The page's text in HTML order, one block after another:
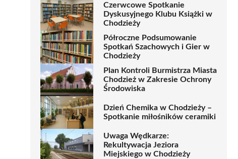
Czerwcowe Spotkanie
Dyskusyjnego Klubu Książki w
Chodzieży
Półroczne Podsumowanie
Spotkań Szachowych i Gier w
Chodzieży
Plan Kontroli Burmistrza Miasta
Chodzież w Zakresie Ochrony
Środowiska
Dzień Chemika w Chodzieży –
Spotkanie miłośników ceramiki
Uwaga Wędkarze:
Rekultywacja Jeziora
Miejskiego w Chodzieży